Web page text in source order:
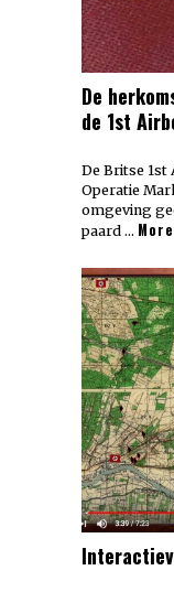
De
de 1st
De Britse 1st
Operatie
omgeving
paard … More